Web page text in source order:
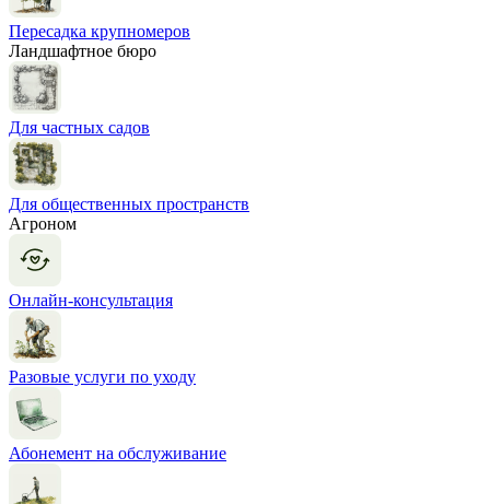
Пересадка крупномеров
Ландшафтное бюро
Для частных садов
Для общественных пространств
Агроном
Онлайн-консультация
Разовые услуги по уходу
Абонемент на обслуживание